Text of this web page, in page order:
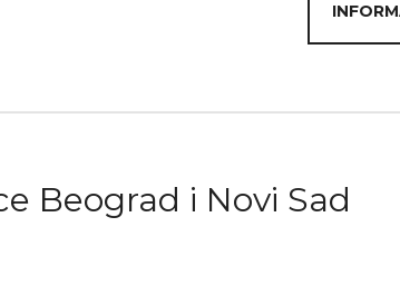
Beograd i Novi Sad